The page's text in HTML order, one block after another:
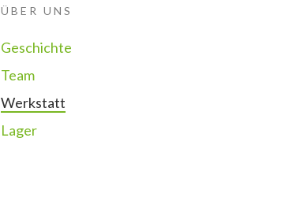
ÜBER UNS
Geschichte
Team
Werkstatt
Lager